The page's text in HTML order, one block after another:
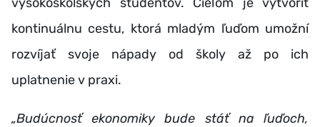
kontinuálnu cestu, ktorá mladým ľuďom umožní
rozvíjať svoje nápady od školy až po ich
uplatnenie v praxi.
„Budúcnosť ekonomiky bude stáť na ľuďoch,